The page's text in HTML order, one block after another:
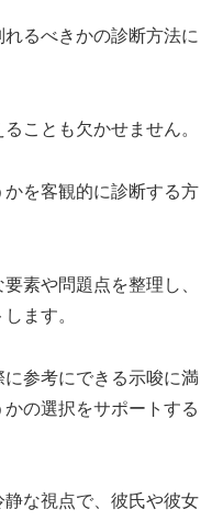
れるべきかの診断方法に
ことも欠かせません。
を客観的に診断する方
素や問題点を整理し、
ます。
参考にできる示唆に満
の選択をサポートする
な視点で、彼氏や彼女